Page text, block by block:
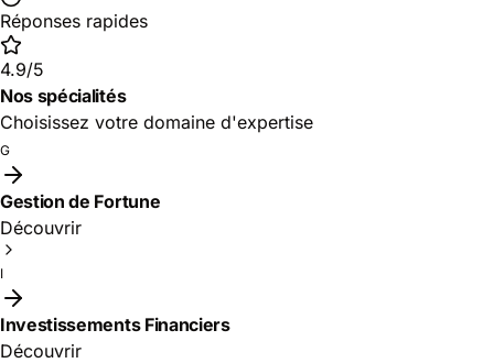
Réponses rapides
4.9/5
Nos spécialités
Choisissez votre domaine d'expertise
G
Gestion de Fortune
Découvrir
I
Investissements Financiers
Découvrir